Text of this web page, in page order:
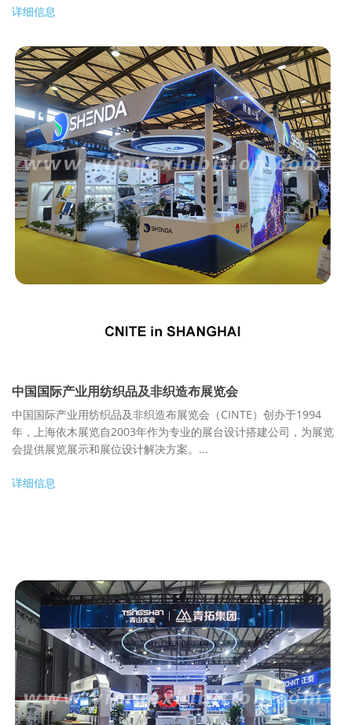
详细信息
中国国际产业用纺织品及非织造布展览会
中国国际产业用纺织品及非织造布展览会（CINTE）创办于1994
年，上海依木展览自2003年作为专业的展台设计搭建公司，为展览
会提供展览展示和展位设计解决方案。...
详细信息